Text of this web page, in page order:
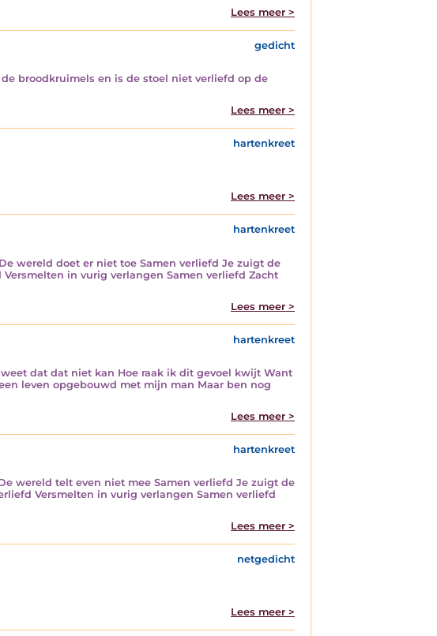
Lees meer >
gedicht
broodkruimels en is de stoel niet verliefd op de
Lees meer >
hartenkreet
Lees meer >
hartenkreet
wereld doet er niet toe Samen verliefd Je zuigt de
in vurig verlangen Samen verliefd Zacht
Lees meer >
hartenkreet
dat dat niet kan Hoe raak ik dit gevoel kwijt Want
leven opgebouwd met mijn man Maar ben nog
Lees meer >
hartenkreet
wereld telt even niet mee Samen verliefd Je zuigt de
Versmelten in vurig verlangen Samen verliefd
Lees meer >
netgedicht
Lees meer >